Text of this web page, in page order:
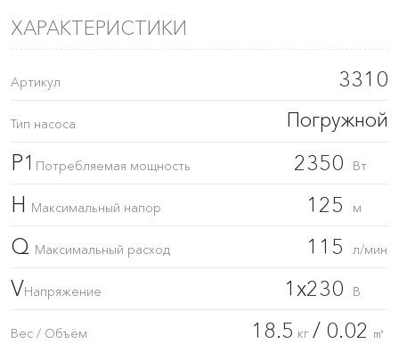
ХАРАКТЕРИСТИКИ
Артикул 3310
Тип насоса Погружной
P1 Потребляемая мощность 2350 Вт
H Максимальный напор 125 м
Q Максимальный расход 115 л/мин
VНапряжение 1x230 В
Вес / Объём 18.5 кг / 0.02 ㎥